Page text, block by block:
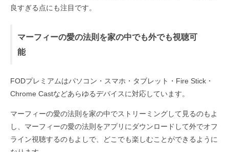
良すぎる点にも注目です。
マーフィーの愛の法則を家の中でも外でも視聴可
能
FODプレミアムはパソコン・スマホ・タブレット・Fire Stick・
Chrome Castなどあらゆるデバイスに対応しています。
マーフィーの愛の法則を家の中でストリーミングして見るのもよ
し、マーフィーの愛の法則をアプリにダウンロードして外でオフ
ライン視聴するのもよしで、どこでも楽しむことができるように